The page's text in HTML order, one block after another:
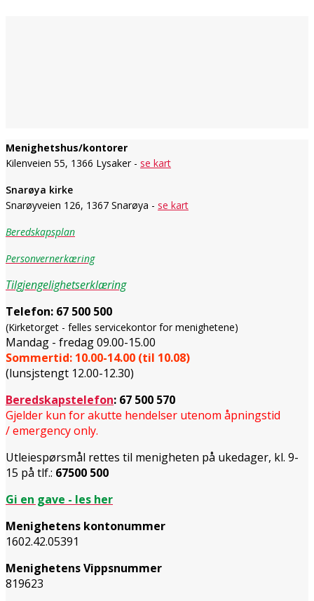
Menighetshus/kontorer
Kilenveien 55, 1366 Lysaker - se kart
Snarøya kirke
Snarøyveien 126, 1367 Snarøya - se kart
Beredskapsplan
Personvernerkæring
Tilgjengelighetserklæring
Telefon: 67 500 500
(Kirketorget - felles servicekontor for menighetene)
Mandag - fredag 09.00-15.00
Sommertid: 10.00-14.00 (til 10.08)
(lunsjstengt 12.00-12.30)
Beredskapstelefon: 67 500 570
Gjelder kun for akutte hendelser utenom åpningstid
/ emergency only.
Utleiespørsmål rettes til menigheten på ukedager, kl. 9-
15 på tlf.: 67500 500
Gi en gave - les her
Menighetens kontonummer
1602.42.05391
Menighetens Vippsnummer
819623